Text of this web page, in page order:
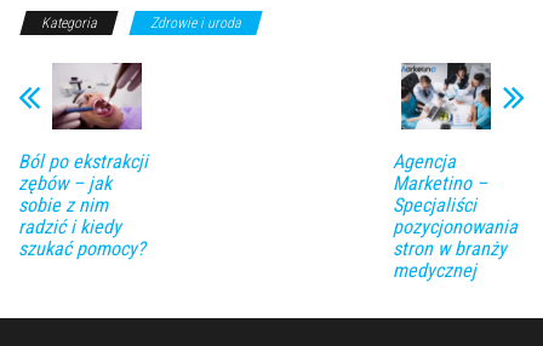
Kategoria Zdrowie i uroda
Ból po ekstrakcji
zębów – jak
sobie z nim
radzić i kiedy
szukać pomocy?
Agencja
Marketino –
Specjaliści
pozycjonowania
stron w branży
medycznej